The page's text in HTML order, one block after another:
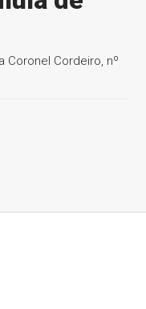
Coronel Cordeiro, nº